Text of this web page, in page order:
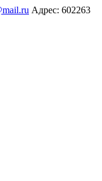
Адрес: 602263